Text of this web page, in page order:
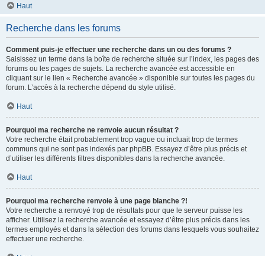
Haut
Recherche dans les forums
Comment puis-je effectuer une recherche dans un ou des forums ?
Saisissez un terme dans la boîte de recherche située sur l’index, les pages des
forums ou les pages de sujets. La recherche avancée est accessible en
cliquant sur le lien « Recherche avancée » disponible sur toutes les pages du
forum. L’accès à la recherche dépend du style utilisé.
Haut
Pourquoi ma recherche ne renvoie aucun résultat ?
Votre recherche était probablement trop vague ou incluait trop de termes
communs qui ne sont pas indexés par phpBB. Essayez d’être plus précis et
d’utiliser les différents filtres disponibles dans la recherche avancée.
Haut
Pourquoi ma recherche renvoie à une page blanche ?!
Votre recherche a renvoyé trop de résultats pour que le serveur puisse les
afficher. Utilisez la recherche avancée et essayez d’être plus précis dans les
termes employés et dans la sélection des forums dans lesquels vous souhaitez
effectuer une recherche.